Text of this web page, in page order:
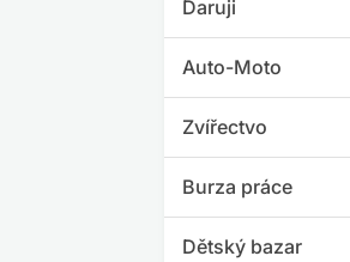
Daruji
Auto-Moto
Zvířectvo
Burza práce
Dětský bazar